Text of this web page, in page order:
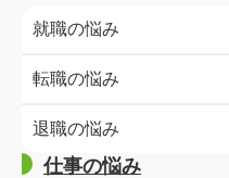
就職の悩み
転職の悩み
退職の悩み
仕事の悩み